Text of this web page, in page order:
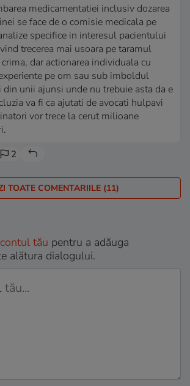
medicamentatiei inclusiv dozarea
se face de o comisie medicala pe
specifice in interesul pacientului
trecerea mai usoara pe taramul
dar actionarea individuala cu
pe om sau sub imboldul
unii ajunsi unde nu trebuie asta da e
va fi ca ajutati de avocati hulpavi
vor trece la cerut milioane
2
TOATE COMENTARIILE (11)
tău pentru a adăuga
alătura dialogului.